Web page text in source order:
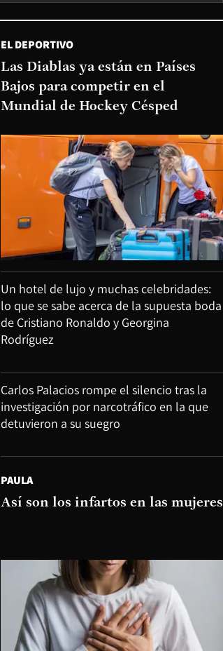
EL DEPORTIVO
Las Diablas ya están en Países
Bajos para competir en el
Mundial de Hockey Césped
Un hotel de lujo y muchas celebridades:
lo que se sabe acerca de la supuesta boda
de Cristiano Ronaldo y Georgina
Rodríguez
Carlos Palacios rompe el silencio tras la
investigación por narcotráfico en la que
detuvieron a su suegro
PAULA
Así son los infartos en las mujeres